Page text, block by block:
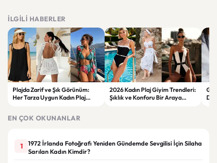
İLGILI HABERLER
Plajda Zarif ve Şık Görünüm:
Her Tarza Uygun Kadın Plaj
2026 Kadın Plaj Giyim Trendleri:
Şıklık ve Konforu Bir Araya
EN ÇOK OKUNANLAR
1
1972 İrlanda Fotoğrafı Yeniden Gündemde Sevgilisi İçin Silaha
Sarılan Kadın Kimdir?